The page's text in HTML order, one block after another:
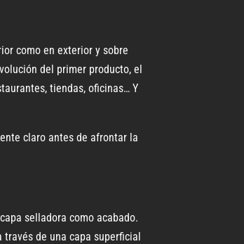
como en exterior y sobre
del primer producto, el
tiendas, oficinas… Y
claro antes de afrontar la
selladora como acabado.
de una capa superficial